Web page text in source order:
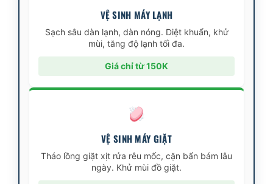
VỆ SINH MÁY LẠNH
Sạch sâu dàn lạnh, dàn nóng. Diệt khuẩn, khử
mùi, tăng độ lạnh tối đa.
Giá chỉ từ 150K
VỆ SINH MÁY GIẶT
Tháo lồng giặt xịt rửa rêu mốc, cặn bẩn bám lâu
ngày. Khử mùi đồ giặt.